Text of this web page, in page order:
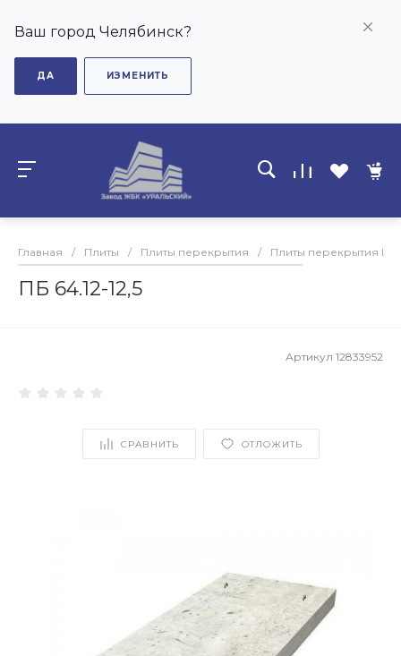
Ваш город Челябинск?
ДА ИЗМЕНИТЬ
Главная / Плиты / Плиты перекрытия / Плиты перекрытия ПБ
ПБ 64.12-12,5
Артикул 12833952
СРАВНИТЬ ОТЛОЖИТЬ